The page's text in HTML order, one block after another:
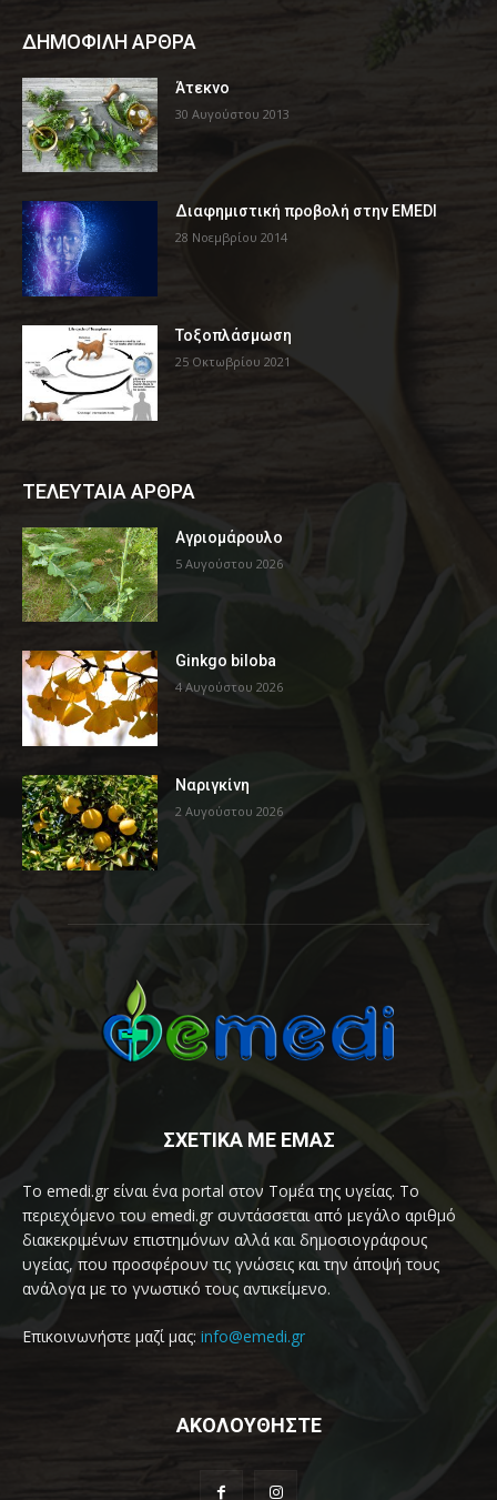
ΔΗΜΟΦΙΛΗ ΑΡΘΡΑ
Άτεκνο
30 Αυγούστου 2013
Διαφημιστική προβολή στην EMEDI
28 Νοεμβρίου 2014
Τοξοπλάσμωση
25 Οκτωβρίου 2021
ΤΕΛΕΥΤΑΙΑ ΑΡΘΡΑ
Αγριομάρουλο
5 Αυγούστου 2026
Ginkgo biloba
4 Αυγούστου 2026
Ναριγκίνη
2 Αυγούστου 2026
ΣΧΕΤΙΚΑ ΜΕ ΕΜΑΣ
Το emedi.gr είναι ένα portal στον Τομέα της υγείας. Το
περιεχόμενο του emedi.gr συντάσσεται από μεγάλο αριθμό
διακεκριμένων επιστημόνων αλλά και δημοσιογράφους
υγείας, που προσφέρουν τις γνώσεις και την άποψή τους
ανάλογα με το γνωστικό τους αντικείμενο.
Επικοινωνήστε μαζί μας: info@emedi.gr
ΑΚΟΛΟΥΘΗΣΤΕ